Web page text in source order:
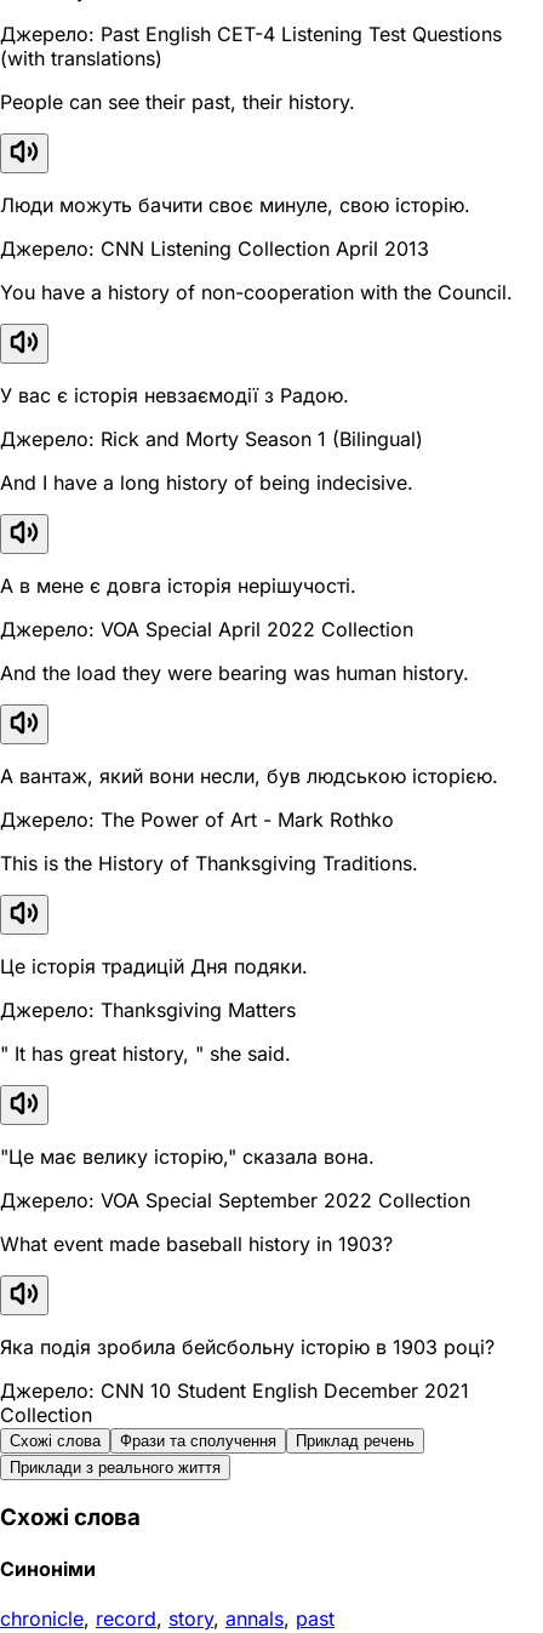
Джерело: Past English CET-4 Listening Test Questions
(with translations)
People can see their past, their history.
Люди можуть бачити своє минуле, свою історію.
Джерело: CNN Listening Collection April 2013
You have a history of non-cooperation with the Council.
У вас є історія невзаємодії з Радою.
Джерело: Rick and Morty Season 1 (Bilingual)
And I have a long history of being indecisive.
А в мене є довга історія нерішучості.
Джерело: VOA Special April 2022 Collection
And the load they were bearing was human history.
А вантаж, який вони несли, був людською історією.
Джерело: The Power of Art - Mark Rothko
This is the History of Thanksgiving Traditions.
Це історія традицій Дня подяки.
Джерело: Thanksgiving Matters
" It has great history, " she said.
"Це має велику історію," сказала вона.
Джерело: VOA Special September 2022 Collection
What event made baseball history in 1903?
Яка подія зробила бейсбольну історію в 1903 році?
Джерело: CNN 10 Student English December 2021
Collection
Схожі слова Фрази та сполучення
Приклад речень
Приклади з реального життя
Схожі слова
Синоніми
chronicle, record, story, annals, past